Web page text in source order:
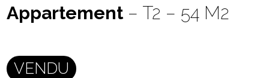
Appartement – T2 – 54 M2
VENDU